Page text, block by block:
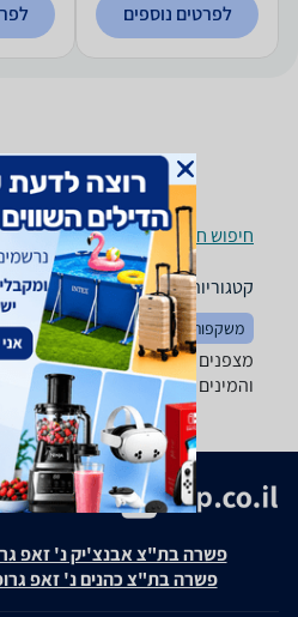
לפרטים נוספים
חיפוש חנויות מצפנים ומערכות
קטגוריות משלימות
משקפות פנסים אוהלים
מצפנים ומערכות ניווט - מבחר
והמינים של טובי היצרנים: Silva, Suunto, Konus ואחרים.
פשרה בת"צ אבנצ'יק נ' זאפ גרופ (ת"צ
פשרה בת"צ כהנים נ' זאפ גרופ (ת"צ